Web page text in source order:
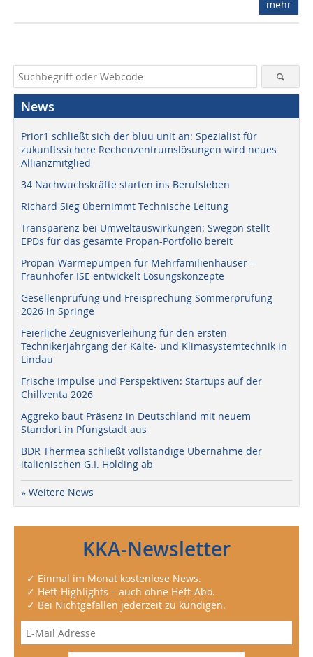
mehr
News
Prior1 schließt sich der bluu unit an: Spezialist für
zukunftssichere Rechenzentrumslösungen wird neues
Allianzmitglied
34 Nachwuchskräfte starten ins Berufsleben
Richard Sieg übernimmt Technische Leitung
Transparenz bei Umweltauswirkungen: Swegon stellt
EPDs für das gesamte Propan-Portfolio bereit
Propan-Wärmepumpen für Mehrfamilienhäuser –
Fraunhofer ISE entwickelt Lösungskonzepte
Gesellenprüfung und Freisprechung Sommerprüfung
2026 in Springe
Feierliche Zeugnisverleihung für den ersten
Technikerjahrgang der Kälte- und Klimasystemtechnik in
Lindau
Frische Impulse und Perspektiven: Startups auf der
Chillventa 2026
Aggreko baut Präsenz in Deutschland mit neuem
Standort in Pfungstadt aus
BDR Thermea schließt vollständige Übernahme der
italienischen G.I. Holding ab
» Weitere News
KKA-Newsletter
✓ Einmal im Monat kostenlose News.
✓ Heft-Highlights – auch ohne Heft-Abo.
✓ Bei Nichtgefallen jederzeit zu kündigen.